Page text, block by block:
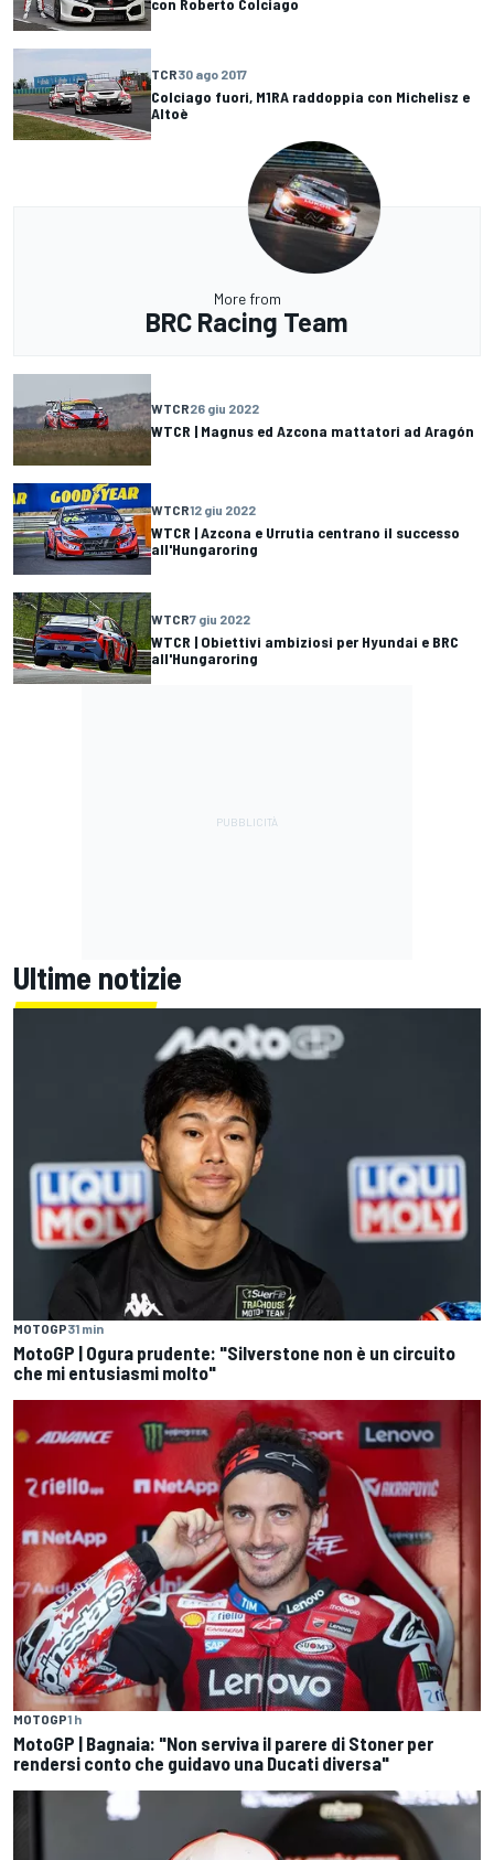
con Roberto Colciago
TCR30 ago 2017
Colciago fuori, M1RA raddoppia con Michelisz e
Altoè
More from
BRC Racing Team
WTCR26 giu 2022
WTCR | Magnus ed Azcona mattatori ad Aragón
WTCR12 giu 2022
WTCR | Azcona e Urrutia centrano il successo
all'Hungaroring
WTCR7 giu 2022
WTCR | Obiettivi ambiziosi per Hyundai e BRC
all'Hungaroring
Ultime notizie
MOTOGP31 min
MotoGP | Ogura prudente: "Silverstone non è un circuito
che mi entusiasmi molto"
MOTOGP1 h
MotoGP | Bagnaia: "Non serviva il parere di Stoner per
rendersi conto che guidavo una Ducati diversa"